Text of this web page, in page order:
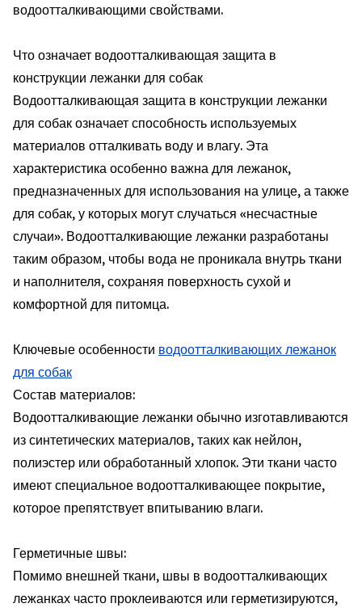
водоотталкивающими свойствами.
Что означает водоотталкивающая защита в
конструкции лежанки для собак
Водоотталкивающая защита в конструкции лежанки
для собак означает способность используемых
материалов отталкивать воду и влагу. Эта
характеристика особенно важна для лежанок,
предназначенных для использования на улице, а также
для собак, у которых могут случаться «несчастные
случаи». Водоотталкивающие лежанки разработаны
таким образом, чтобы вода не проникала внутрь ткани
и наполнителя, сохраняя поверхность сухой и
комфортной для питомца.
Ключевые особенности водоотталкивающих лежанок
для собак
Состав материалов:
Водоотталкивающие лежанки обычно изготавливаются
из синтетических материалов, таких как нейлон,
полиэстер или обработанный хлопок. Эти ткани часто
имеют специальное водоотталкивающее покрытие,
которое препятствует впитыванию влаги.
Герметичные швы:
Помимо внешней ткани, швы в водоотталкивающих
лежанках часто проклеиваются или герметизируются,